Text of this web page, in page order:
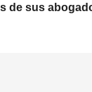
de sus